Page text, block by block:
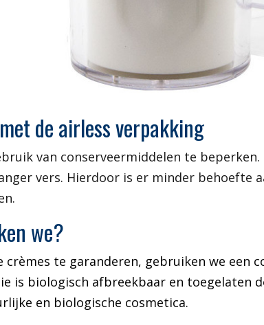
de airless verpakking
van conserveermiddelen te
vers. Hierdoor is er minder behoefte
we?
te garanderen, gebruiken we een
is biologisch afbreekbaar en toegelaten
en biologische cosmetica.